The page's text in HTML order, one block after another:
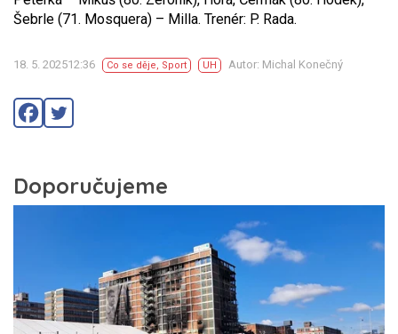
Šebrle (71. Mosquera) – Milla. Trenér: P. Rada.
18. 5. 202512:36 Co se děje, Sport UH Autor: Michal Konečný